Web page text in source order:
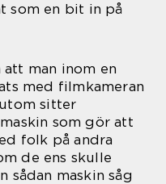
som en bit in på
man inom en
med filmkameran
sitter
som gör att
folk på andra
de ens skulle
sådan maskin såg